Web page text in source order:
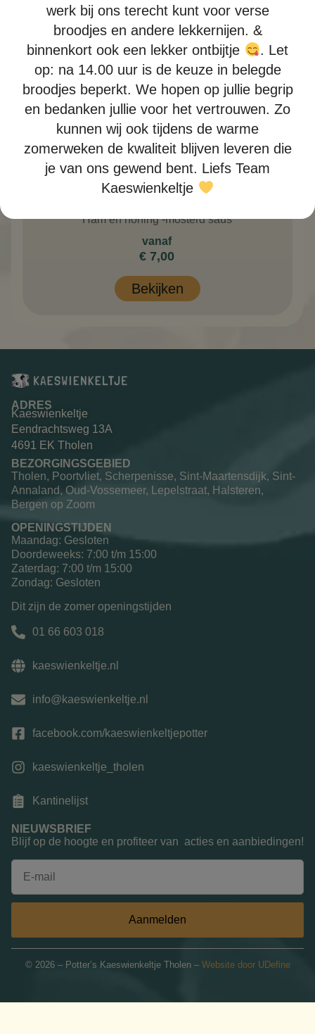
vanaf
€6,75
Bekijken
Warme beenham
Ham en honing -mosterd saus
vanaf
€ 7,00
Bekijken
ADRES
Kaeswienkeltje
Eendrachtsweg 13A
4691 EK Tholen
BEZORGINGSGEBIED
Tholen, Poortvliet, Scherpenisse, Sint-Maartensdijk, Sint-
Annaland, Oud-Vossemeer, Lepelstraat, Halsteren,
Bergen op Zoom
OPENINGSTIJDEN
Maandag: Gesloten
Doordeweeks: 7:00 t/m 15:00
Zaterdag: 7:00 t/m 15:00
Zondag: Gesloten
Dit zijn de zomer openingstijden
01 66 603 018
kaeswienkeltje.nl
info@kaeswienkeltje.nl
facebook.com/kaeswienkeltjepotter
kaeswienkeltje_tholen
Kantinelijst
NIEUWSBRIEF
Blijf op de hoogte en profiteer van acties en aanbiedingen!
Aanmelden
© 2026 – Potter’s Kaeswienkeltje Tholen – Website door UDefine
werk bij ons terecht kunt voor verse
broodjes en andere lekkernijen. &
binnenkort ook een lekker ontbijtje
. Let
op: na 14.00 uur is de keuze in belegde
broodjes beperkt. We hopen op jullie begrip
en bedanken jullie voor het vertrouwen. Zo
kunnen wij ook tijdens de warme
zomerweken de kwaliteit blijven leveren die
je van ons gewend bent. Liefs Team
Kaeswienkeltje